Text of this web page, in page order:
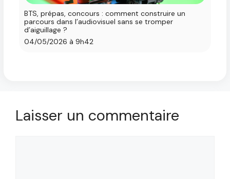
BTS, prépas, concours : comment construire un
parcours dans l’audiovisuel sans se tromper
d’aiguillage ?
04/05/2026 à 9h42
Laisser un commentaire